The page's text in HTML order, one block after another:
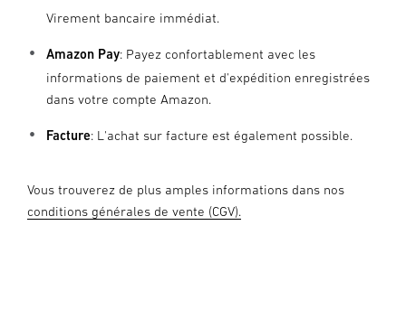
Virement bancaire immédiat.
Amazon Pay: Payez confortablement avec les
informations de paiement et d'expédition enregistrées
dans votre compte Amazon.
Facture: L'achat sur facture est également possible.
Vous trouverez de plus amples informations dans nos
conditions générales de vente (CGV).